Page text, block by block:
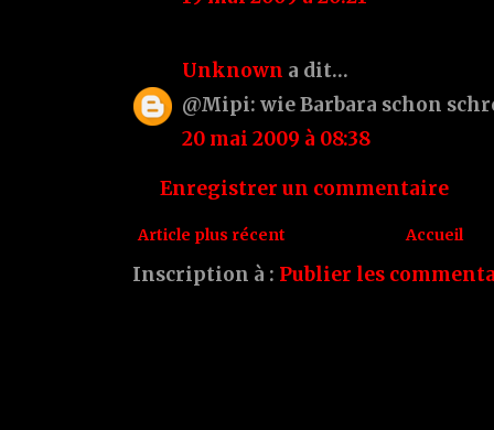
Unknown a dit…
@Mipi: wie Barbara schon
20 mai 2009 à 08:38
Enregistrer un commentaire
Article plus récent Accueil
Inscription à : Publier les